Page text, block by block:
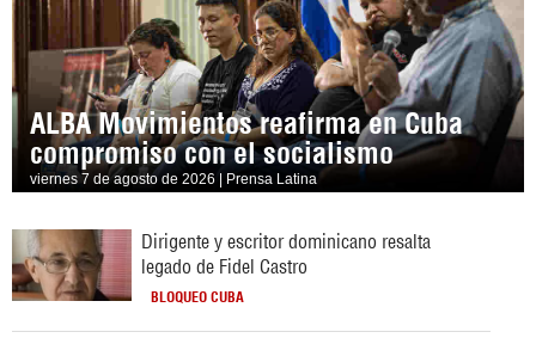
ALBA Movimientos reafirma en Cuba
compromiso con el socialismo
viernes 7 de agosto de 2026 | Prensa Latina
Dirigente y escritor dominicano resalta
legado de Fidel Castro
BLOQUEO CUBA